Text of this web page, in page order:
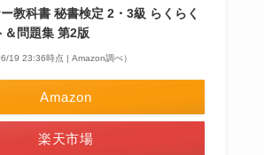
教科書 秘書検定 2・3級 らくらく
＆問題集 第2版
19 23:36時点 | Amazon調べ）
Amazon
楽天市場